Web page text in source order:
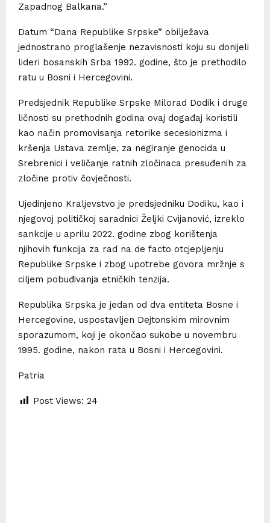
Zapadnog Balkana.”
Datum “Dana Republike Srpske” obilježava
jednostrano proglašenje nezavisnosti koju su donijeli
lideri bosanskih Srba 1992. godine, što je prethodilo
ratu u Bosni i Hercegovini.
Predsjednik Republike Srpske Milorad Dodik i druge
ličnosti su prethodnih godina ovaj događaj koristili
kao način promovisanja retorike secesionizma i
kršenja Ustava zemlje, za negiranje genocida u
Srebrenici i veličanje ratnih zločinaca presuđenih za
zločine protiv čovječnosti.
Ujedinjeno Kraljevstvo je predsjedniku Dodiku, kao i
njegovoj političkoj saradnici Željki Cvijanović, izreklo
sankcije u aprilu 2022. godine zbog korištenja
njihovih funkcija za rad na de facto otcjepljenju
Republike Srpske i zbog upotrebe govora mržnje s
ciljem pobuđivanja etničkih tenzija.
Republika Srpska je jedan od dva entiteta Bosne i
Hercegovine, uspostavljen Dejtonskim mirovnim
sporazumom, koji je okončao sukobe u novembru
1995. godine, nakon rata u Bosni i Hercegovini.
Patria
Post Views: 24